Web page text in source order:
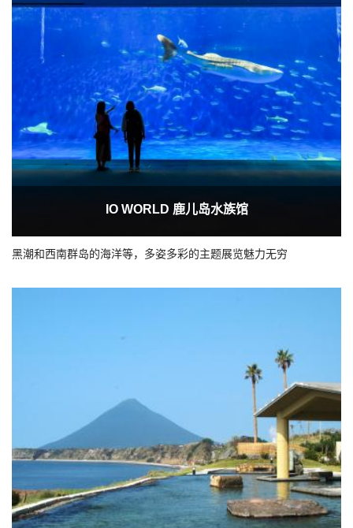
IO WORLD 鹿儿岛水族馆
黑潮和西南群岛的海洋等，多姿多彩的主题展览魅力无穷